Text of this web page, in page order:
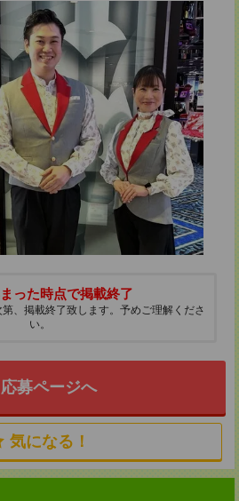
った時点で掲載終了
、掲載終了致します。予めご理解くださ
い。
応募ページへ
気になる！